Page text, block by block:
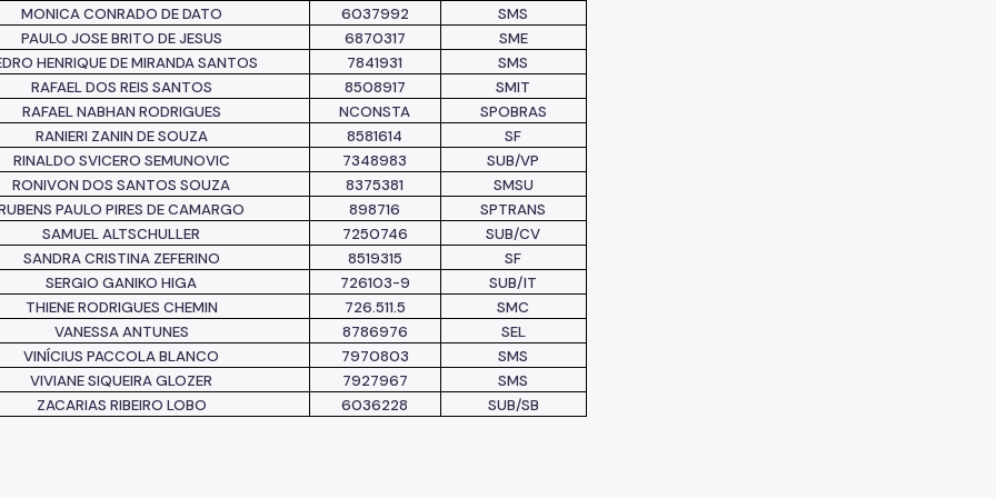
MONICA CONRADO DE DATO 6037992
SMS
PAULO JOSE BRITO DE JESUS
6870317
SME
HENRIQUE DE MIRANDA SANTOS
7841931
SMS
RAFAEL DOS REIS SANTOS
8508917
SMIT
RAFAEL NABHAN RODRIGUES
NCONSTA
SPOBRAS
RANIERI ZANIN DE SOUZA
8581614
SF
RINALDO SVICERO SEMUNOVIC
7348983
SUB/VP
RONIVON DOS SANTOS SOUZA
8375381
SMSU
PAULO PIRES DE CAMARGO
898716
SPTRANS
SAMUEL ALTSCHULLER
7250746
SUB/CV
SANDRA CRISTINA ZEFERINO
8519315
SF
SERGIO GANIKO HIGA
726103-9
SUB/IT
THIENE RODRIGUES CHEMIN
726.511.5
SMC
VANESSA ANTUNES
8786976
SEL
VINÍCIUS PACCOLA BLANCO
7970803
SMS
VIVIANE SIQUEIRA GLOZER
7927967
SMS
ZACARIAS RIBEIRO LOBO
6036228 SUB/SB